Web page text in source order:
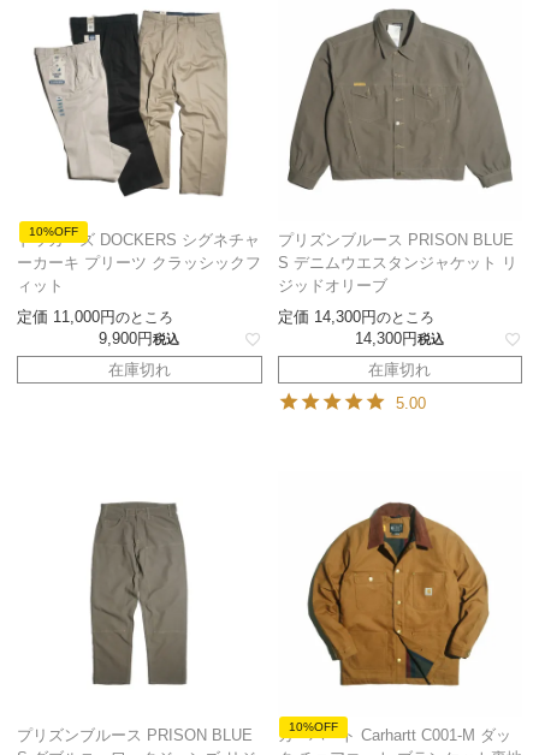
10%OFF
ドッカーズ DOCKERS シグネチャ
ーカーキ プリーツ クラッシックフ
ィット
定価 11,000 のところ
9,900 税込
在庫切れ
プリズンブルース PRISON BLUE
S デニムウエスタンジャケット リ
ジッドオリーブ
定価 14,300 のところ
14,300 税込
在庫切れ
5.00
プリズンブルース PRISON BLUE
10%OFF
カーハート Carhartt C001-M ダッ